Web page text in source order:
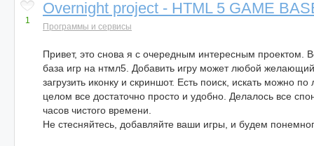
Overnight project - HTML 5 GAME
1
Программы и сервисы
Привет, это снова я с очередным интересным проектом.
база игр на нтмл5. Добавить игру может любой
загрузить иконку и скриншот. Есть поиск, искать можно
целом все достаточно просто и удобно. Делалось все
часов чистого времени.
Не стесняйтесь, добавляйте ваши игры, и будем